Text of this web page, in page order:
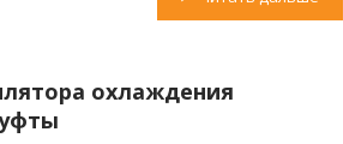
охлаждения